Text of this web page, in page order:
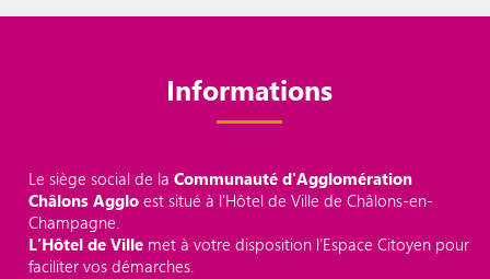
Informations
Le siège social de laCommunauté d'Agglomération
Châlons Aggloest situé à l'Hôtel de Ville de Châlons-en-
Champagne.
L’Hôtel de Ville met à votre disposition l’Espace Citoyen pour
faciliter vos démarches.